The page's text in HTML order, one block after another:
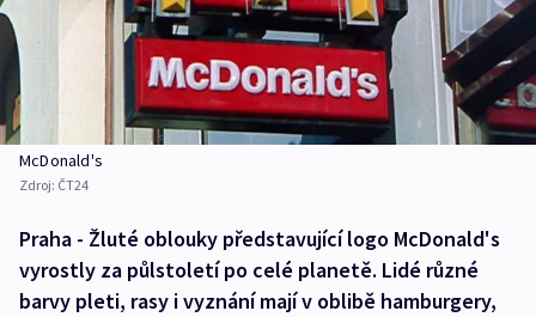
McDonald's
Zdroj: ČT24
Praha - Žluté oblouky představující logo McDonald's
vyrostly za půlstoletí po celé planetě. Lidé různé
barvy pleti, rasy i vyznání mají v oblibě hamburgery,